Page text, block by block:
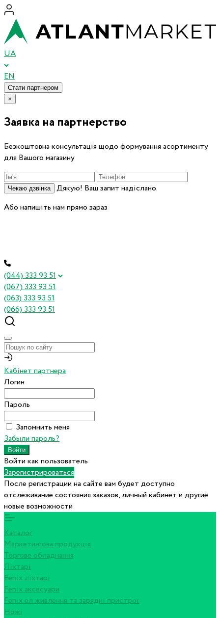
UA
EN
Стати партнером
×
Заявка на партнерство
Безкоштовна консультація щодо формування асортименту
для Вашого магазину
Чекаю дзвінка
Дякую! Ваш запит надіслано.
Або напишіть нам прямо зараз
(044) 333 93 51
(067) 333 93 51
(063) 333 93 51
(066) 333 93 51
Кабінет партнера
Логин
Пароль
Запомнить меня
Забыли пароль?
Войти как пользователь
Зарегистрироваться
После регистрации на сайте вам будет доступно
отслеживание состояния заказов, личный кабинет и другие
новые возможности
Каталог
Маркетингова продукція
Торгове обладнання
Ліхтарі
Fenix ліхтарі
Fenix аксесуари
Fenix ел живлення та зарядні пристрої
Ножі